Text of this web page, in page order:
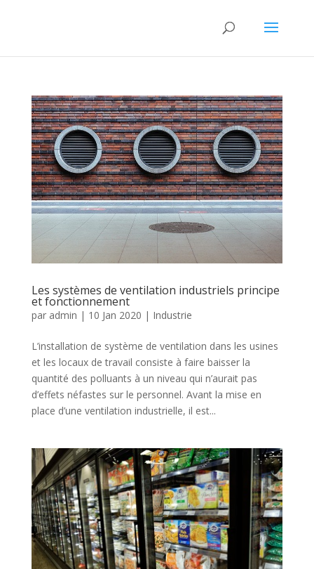
Les systèmes de ventilation industriels principe
et fonctionnement
par admin | 10 Jan 2020 | Industrie
L’installation de système de ventilation dans les usines
et les locaux de travail consiste à faire baisser la
quantité des polluants à un niveau qui n’aurait pas
d’effets néfastes sur le personnel. Avant la mise en
place d’une ventilation industrielle, il est...